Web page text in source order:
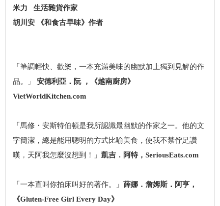
米力 生活雜貨作家
胡川安 《和食古早味》作者
「筆調輕快、歡樂，一本充滿美味的幽默加上獨到見解的作
品。」 安德利亞．阮 ，《越南廚房》
VietWorldKitchen.com
「馬修・安斯特伯頓是我所認識最幽默的作家之一。他的文
字簡潔，總是能用聰明的方式比喻美食，使我不禁佇足讚
嘆，天阿我怎麼沒想到！」 凱吉．阿特，SeriousEats.com
「一本直叫你拍床叫好的著作。」 薛娜．詹姆斯．阿亨，
《Gluten-Free Girl Every Day》